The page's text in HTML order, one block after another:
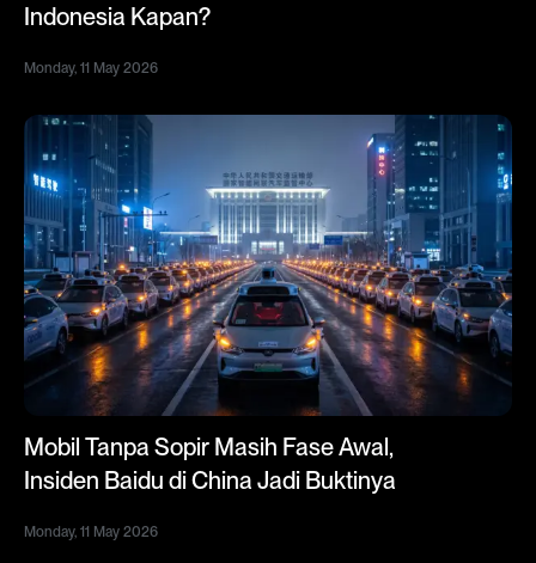
Indonesia Kapan?
Monday, 11 May 2026
Mobil Tanpa Sopir Masih Fase Awal,
Insiden Baidu di China Jadi Buktinya
Monday, 11 May 2026